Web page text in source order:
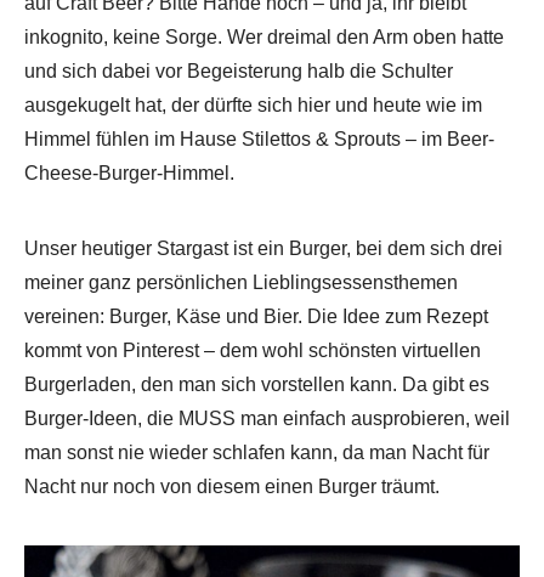
inkognito, keine Sorge. Wer dreimal den Arm oben hatte
und sich dabei vor Begeisterung halb die Schulter
ausgekugelt hat, der dürfte sich hier und heute wie im
Himmel fühlen im Hause Stilettos & Sprouts – im Beer-
Cheese-Burger-Himmel.
Unser heutiger Stargast ist ein Burger, bei dem sich drei
meiner ganz persönlichen Lieblingsessensthemen
vereinen: Burger, Käse und Bier. Die Idee zum Rezept
kommt von Pinterest – dem wohl schönsten virtuellen
Burgerladen, den man sich vorstellen kann. Da gibt es
Burger-Ideen, die MUSS man einfach ausprobieren, weil
man sonst nie wieder schlafen kann, da man Nacht für
Nacht nur noch von diesem einen Burger träumt.